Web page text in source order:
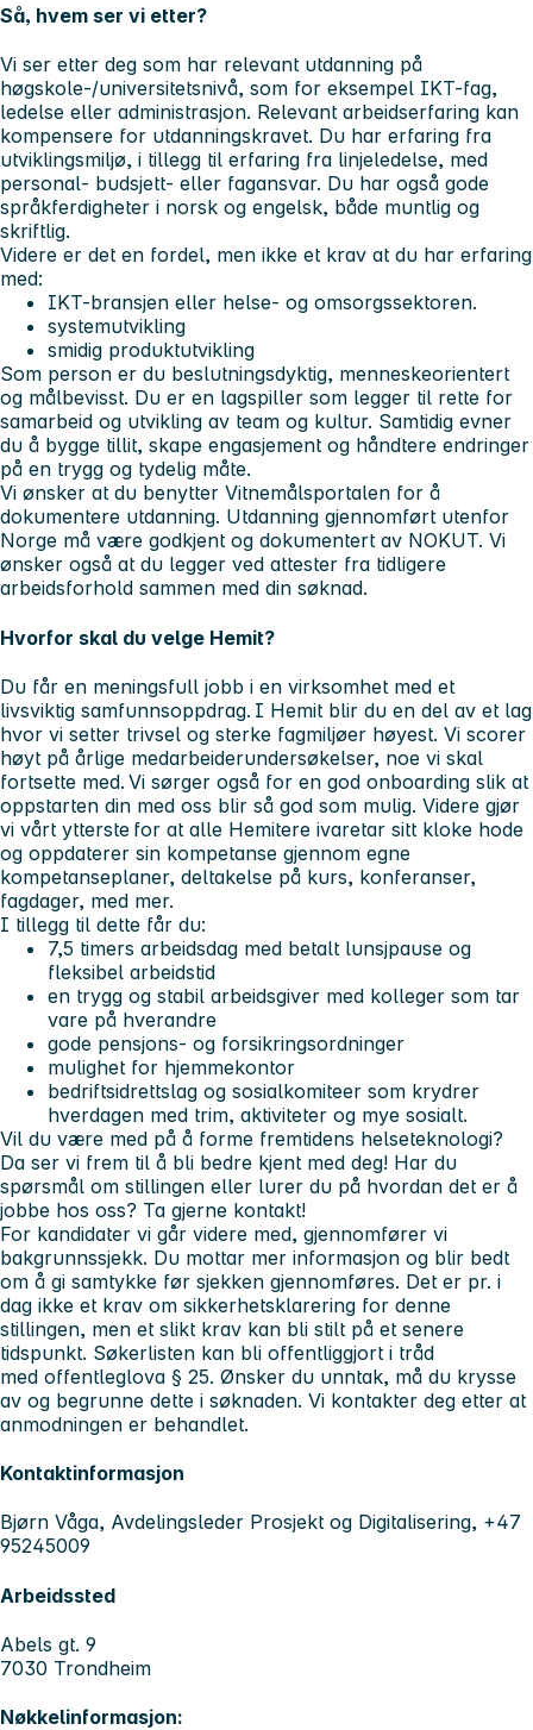
Så, hvem ser vi etter?
Vi ser etter deg som har relevant utdanning på
høgskole-/universitetsnivå, som for eksempel IKT-fag,
ledelse eller administrasjon. Relevant arbeidserfaring kan
kompensere for utdanningskravet. Du har erfaring fra
utviklingsmiljø, i tillegg til erfaring fra linjeledelse, med
personal- budsjett- eller fagansvar. Du har også gode
språkferdigheter i norsk og engelsk, både muntlig og
skriftlig.
Videre er det en fordel, men ikke et krav at du har erfaring
med:
IKT-bransjen eller helse- og omsorgssektoren.
systemutvikling
smidig produktutvikling
Som person er du beslutningsdyktig, menneskeorientert
og målbevisst. Du er en lagspiller som legger til rette for
samarbeid og utvikling av team og kultur. Samtidig evner
du å bygge tillit, skape engasjement og håndtere endringer
på en trygg og tydelig måte.
Vi ønsker at du benytter Vitnemålsportalen for å
dokumentere utdanning. Utdanning gjennomført utenfor
Norge må være godkjent og dokumentert av NOKUT. Vi
ønsker også at du legger ved attester fra tidligere
arbeidsforhold sammen med din søknad.
Hvorfor skal du velge Hemit?
Du får en meningsfull jobb i en virksomhet med et
livsviktig samfunnsoppdrag. I Hemit blir du en del av et lag
hvor vi setter trivsel og sterke fagmiljøer høyest. Vi scorer
høyt på årlige medarbeiderundersøkelser, noe vi skal
fortsette med. Vi sørger også for en god onboarding slik at
oppstarten din med oss blir så god som mulig. Videre gjør
vi vårt ytterste for at alle Hemitere ivaretar sitt kloke hode
og oppdaterer sin kompetanse gjennom egne
kompetanseplaner, deltakelse på kurs, konferanser,
fagdager, med mer.
I tillegg til dette får du:
7,5 timers arbeidsdag med betalt lunsjpause og
fleksibel arbeidstid
en trygg og stabil arbeidsgiver med kolleger som tar
vare på hverandre
gode pensjons- og forsikringsordninger
mulighet for hjemmekontor
bedriftsidrettslag og sosialkomiteer som krydrer
hverdagen med trim, aktiviteter og mye sosialt.
Vil du være med på å forme fremtidens helseteknologi?
Da ser vi frem til å bli bedre kjent med deg! Har du
spørsmål om stillingen eller lurer du på hvordan det er å
jobbe hos oss? Ta gjerne kontakt!
For kandidater vi går videre med, gjennomfører vi
bakgrunnssjekk. Du mottar mer informasjon og blir bedt
om å gi samtykke før sjekken gjennomføres. Det er pr. i
dag ikke et krav om sikkerhetsklarering for denne
stillingen, men et slikt krav kan bli stilt på et senere
tidspunkt. Søkerlisten kan bli offentliggjort i tråd
med offentleglova § 25. Ønsker du unntak, må du krysse
av og begrunne dette i søknaden. Vi kontakter deg etter at
anmodningen er behandlet.
Kontaktinformasjon
Bjørn Våga, Avdelingsleder Prosjekt og Digitalisering, +47
95245009
Arbeidssted
Abels gt. 9
7030 Trondheim
Nøkkelinformasjon: